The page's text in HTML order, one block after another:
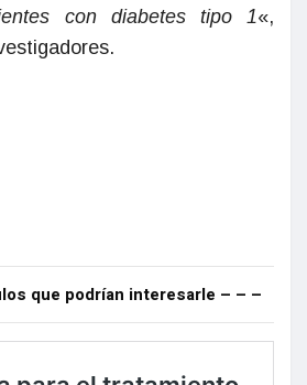
con diabetes tipo 1«,
que podrían interesarle – – –